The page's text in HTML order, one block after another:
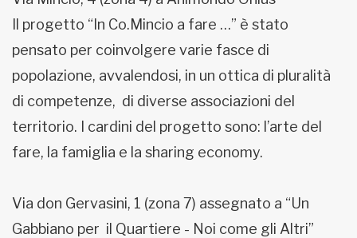
Il progetto “In Co.Mincio a fare …” è stato
pensato per coinvolgere varie fasce di
popolazione, avvalendosi, in un ottica di pluralità
di competenze, di diverse associazioni del
territorio. I cardini del progetto sono: l’arte del
fare, la famiglia e la sharing economy.
Via don Gervasini, 1 (zona 7) assegnato a “Un
Gabbiano per il Quartiere - Noi come gli Altri”